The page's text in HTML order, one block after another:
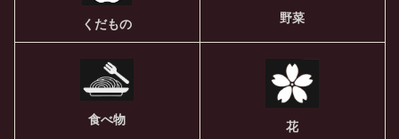
くだもの 野菜
食べ物 花